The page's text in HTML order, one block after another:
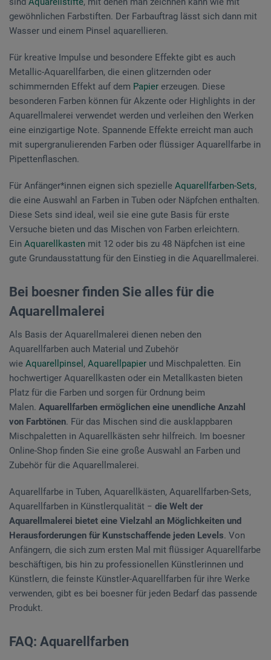
gewöhnlichen Farbstiften. Der Farbauftrag lässt sich dann mit
Wasser und einem Pinsel aquarellieren.
Für kreative Impulse und besondere Effekte gibt es auch
Metallic-Aquarellfarben, die einen glitzernden oder
schimmernden Effekt auf dem Papier erzeugen. Diese
besonderen Farben können für Akzente oder Highlights in der
Aquarellmalerei verwendet werden und verleihen den Werken
eine einzigartige Note. Spannende Effekte erreicht man auch
mit supergranulierenden Farben oder flüssiger Aquarellfarbe in
Pipettenflaschen.
Für Anfänger*innen eignen sich spezielle Aquarellfarben-Sets,
die eine Auswahl an Farben in Tuben oder Näpfchen enthalten.
Diese Sets sind ideal, weil sie eine gute Basis für erste
Versuche bieten und das Mischen von Farben erleichtern.
Ein Aquarellkasten mit 12 oder bis zu 48 Näpfchen ist eine
gute Grundausstattung für den Einstieg in die Aquarellmalerei.
Bei boesner finden Sie alles für die
Aquarellmalerei
Als Basis der Aquarellmalerei dienen neben den
Aquarellfarben auch Material und Zubehör
wie Aquarellpinsel , Aquarellpapier und Mischpaletten. Ein
hochwertiger Aquarellkasten oder ein Metallkasten bieten
Platz für die Farben und sorgen für Ordnung beim
Malen. Aquarellfarben ermöglichen eine unendliche Anzahl
von Farbtönen. Für das Mischen sind die ausklappbaren
Mischpaletten in Aquarellkästen sehr hilfreich. Im boesner
Online-Shop finden Sie eine große Auswahl an Farben und
Zubehör für die Aquarellmalerei.
Aquarellfarbe in Tuben, Aquarellkästen, Aquarellfarben-Sets,
Aquarellfarben in Künstlerqualität − die Welt der
Aquarellmalerei bietet eine Vielzahl an Möglichkeiten und
Herausforderungen für Kunstschaffende jeden Levels. Von
Anfängern, die sich zum ersten Mal mit flüssiger Aquarellfarbe
beschäftigen, bis hin zu professionellen Künstlerinnen und
Künstlern, die feinste Künstler-Aquarellfarben für ihre Werke
verwenden, gibt es bei boesner für jeden Bedarf das passende
Produkt.
FAQ: Aquarellfarben